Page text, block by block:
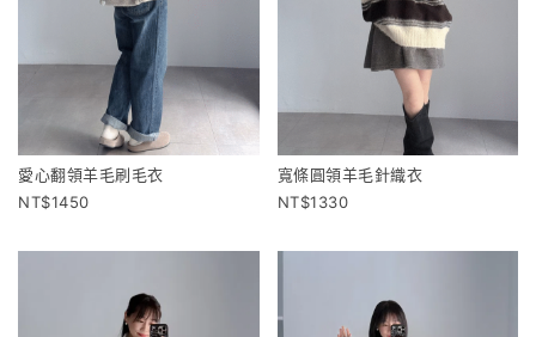
愛心翻領羊毛刷毛衣
1450
寬條圓領羊毛針織衣
1330